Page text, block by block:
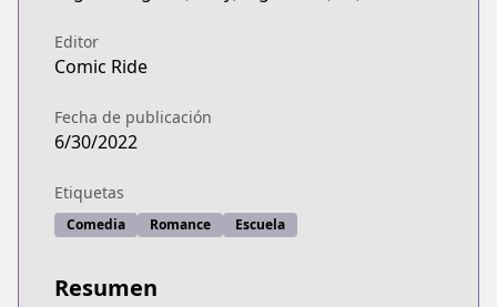
Editor
Comic Ride
Fecha de publicación
6/30/2022
Etiquetas
Comedia Romance Escuela
Resumen